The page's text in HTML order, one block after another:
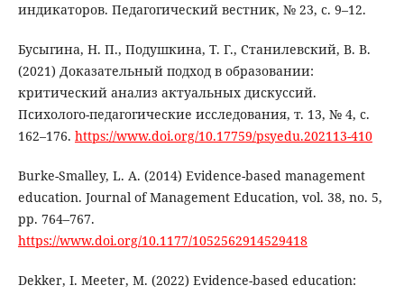
индикаторов. Педагогический вестник, № 23, с. 9–12.
Бусыгина, Н. П., Подушкина, Т. Г., Станилевский, В. В.
(2021) Доказательный подход в образовании:
критический анализ актуальных дискуссий.
Психолого-педагогические исследования, т. 13, № 4, с.
162–176. https://www.doi.org/10.17759/psyedu.202113-410
Burke-Smalley, L. A. (2014) Evidence-based management
education. Journal of Management Education, vol. 38, no. 5,
pp. 764–767.
https://www.doi.org/10.1177/1052562914529418
Dekker, I. Meeter, M. (2022) Evidence-based education: